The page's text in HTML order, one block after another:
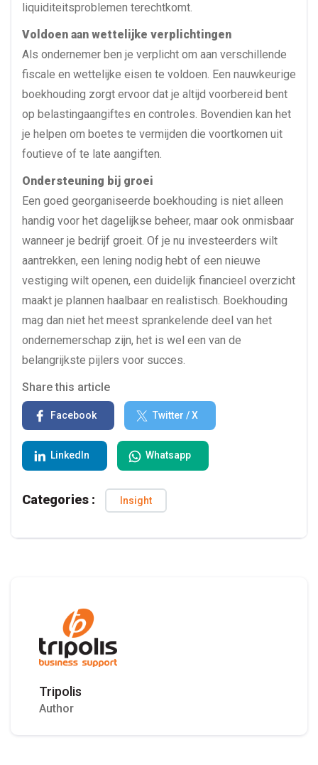
liquiditeitsproblemen terechtkomt.
Voldoen aan wettelijke verplichtingen
Als ondernemer ben je verplicht om aan verschillende
fiscale en wettelijke eisen te voldoen. Een nauwkeurige
boekhouding zorgt ervoor dat je altijd voorbereid bent
op belastingaangiftes en controles. Bovendien kan het
je helpen om boetes te vermijden die voortkomen uit
foutieve of te late aangiften.
Ondersteuning bij groei
Een goed georganiseerde boekhouding is niet alleen
handig voor het dagelijkse beheer, maar ook onmisbaar
wanneer je bedrijf groeit. Of je nu investeerders wilt
aantrekken, een lening nodig hebt of een nieuwe
vestiging wilt openen, een duidelijk financieel overzicht
maakt je plannen haalbaar en realistisch. Boekhouding
mag dan niet het meest sprankelende deel van het
ondernemerschap zijn, het is wel een van de
belangrijkste pijlers voor succes.
Share this article
Facebook Twitter / X
LinkedIn Whatsapp
Categories : Insight
Tripolis
Author